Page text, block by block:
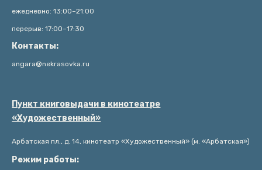
ежедневно: 13:00–21:00
перерыв: 17:00–17:30
Контакты:
angara@nekrasovka.ru
Пункт книговыдачи в кинотеатре
«Художественный»
Арбатская пл., д. 14, кинотеатр «Художественный» (м. «Арбатская»)
Режим работы: